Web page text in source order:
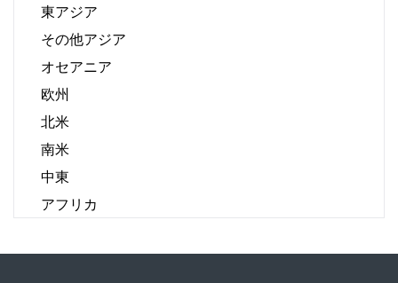
東アジア
その他アジア
オセアニア
欧州
北米
南米
中東
アフリカ